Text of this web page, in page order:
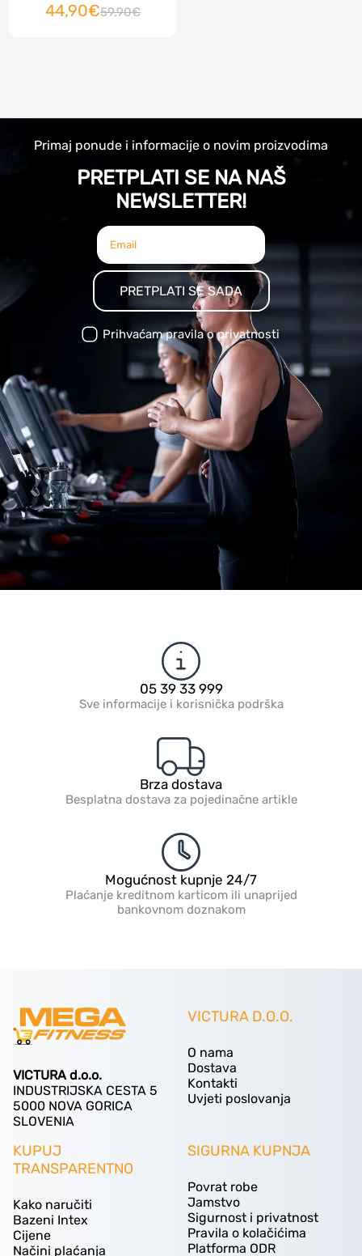
44,90€59,90€
Primaj ponude i informacije o novim proizvodima
PRETPLATI SE NA NAŠ
NEWSLETTER!
PRETPLATI SE SADA
Prihvaćam pravila o privatnosti
05 39 33 999
Sve informacije i korisnička podrška
Brza dostava
Besplatna dostava za pojedinačne artikle
Mogućnost kupnje 24/7
Plaćanje kreditnom karticom ili unaprijed
bankovnom doznakom
VICTURA d.o.o.
INDUSTRIJSKA CESTA 5
5000 NOVA GORICA
SLOVENIA
VICTURA D.O.O.
O nama
Dostava
Kontakti
Uvjeti poslovanja
KUPUJ
TRANSPARENTNO
Kako naručiti
Bazeni Intex
Cijene
Načini plaćanja
SIGURNA KUPNJA
Povrat robe
Jamstvo
Sigurnost i privatnost
Pravila o kolačićima
Platforma ODR